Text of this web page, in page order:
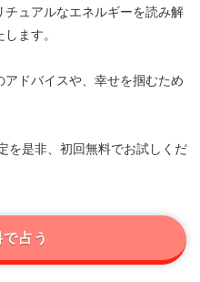
ュアルなエネルギーを読み解
ます。
ドバイスや、幸せを掴むため
を是非、初回無料でお試しくだ
占う